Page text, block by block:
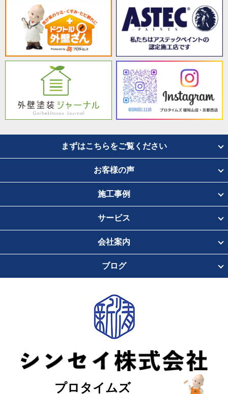
まずはこちらをご覧ください
お客様の声
施工事例
サービス
会社案内
ブログ
プロタイムズ